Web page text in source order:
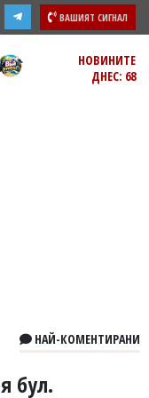
ВАШИЯТ СИГНАЛ
НОВИНИТЕ
ДНЕС: 68
НАЙ-КОМЕНТИРАНИ
бул.